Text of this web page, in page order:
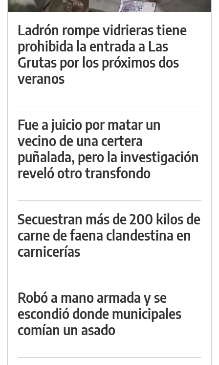
Ladrón rompe vidrieras tiene
prohibida la entrada a Las
Grutas por los próximos dos
veranos
Fue a juicio por matar un
vecino de una certera
puñalada, pero la investigación
reveló otro transfondo
Secuestran más de 200 kilos de
carne de faena clandestina en
carnicerías
Robó a mano armada y se
escondió donde municipales
comían un asado